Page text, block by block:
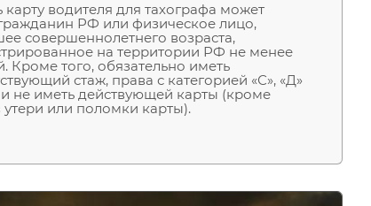
карту водителя для тахографа может
РФ или физическое лицо,
совершеннолетнего возраста,
на территории РФ не менее
Кроме того, обязательно иметь
стаж, права с категорией «С», «Д»
и не иметь действующей карты (кроме
утери или поломки карты).